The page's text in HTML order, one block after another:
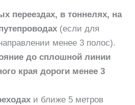
переездах, в тоннелях, на
(если для
менее 3 полос).
до сплошной линии
края дороги менее 3
и ближе 5 метров